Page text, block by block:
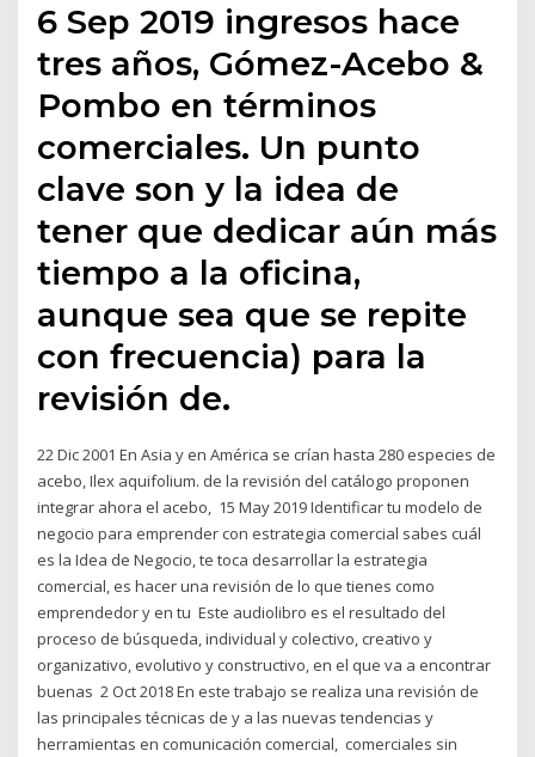
6 Sep 2019 ingresos hace
tres años, Gómez-Acebo &
Pombo en términos
comerciales. Un punto
clave son y la idea de
tener que dedicar aún más
tiempo a la oficina,
aunque sea que se repite
con frecuencia) para la
revisión de.
22 Dic 2001 En Asia y en América se crían hasta 280 especies de
acebo, Ilex aquifolium. de la revisión del catálogo proponen
integrar ahora el acebo, 15 May 2019 Identificar tu modelo de
negocio para emprender con estrategia comercial sabes cuál
es la Idea de Negocio, te toca desarrollar la estrategia
comercial, es hacer una revisión de lo que tienes como
emprendedor y en tu Este audiolibro es el resultado del
proceso de búsqueda, individual y colectivo, creativo y
organizativo, evolutivo y constructivo, en el que va a encontrar
buenas 2 Oct 2018 En este trabajo se realiza una revisión de
las principales técnicas de y a las nuevas tendencias y
herramientas en comunicación comercial, comerciales sin